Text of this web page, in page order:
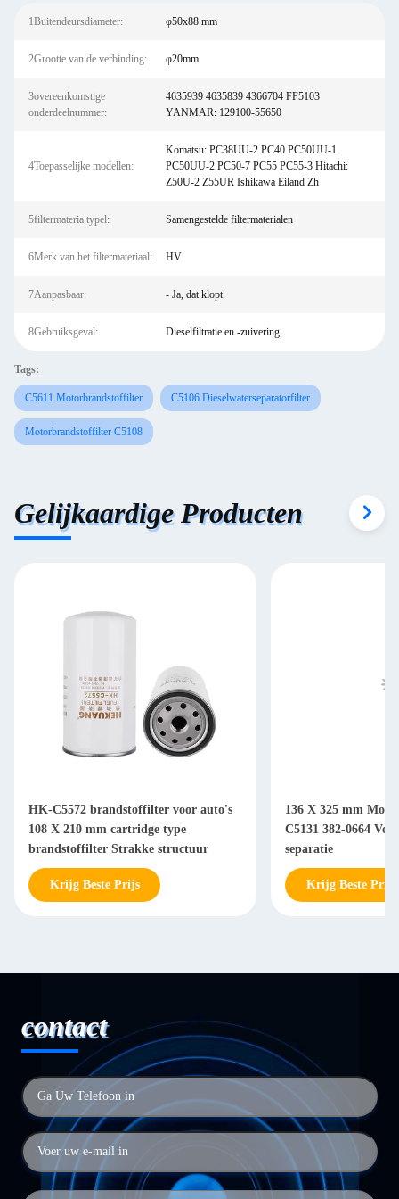
1Buitendeursdiameter: φ50x88 mm
2Grootte van de verbinding: φ20mm
3overeenkomstige
onderdeelnummer:
4635939 4635839 4366704 FF5103
YANMAR: 129100-55650
4Toepasselijke modellen:
Komatsu: PC38UU-2 PC40 PC50UU-1
PC50UU-2 PC50-7 PC55 PC55-3 Hitachi:
Z50U-2 Z55UR Ishikawa Eiland Zh
5filtermateria typel: Samengestelde filtermaterialen
6Merk van het filtermateriaal: HV
7Aanpasbaar: - Ja, dat klopt.
8Gebruiksgeval: Dieselfiltratie en -zuivering
Tags:
C5611 Motorbrandstoffilter C5106 Dieselwaterseparatorfilter
Motorbrandstoffilter C5108
Gelijkaardige Producten
HK-C5572 brandstoffilter voor auto's
108 X 210 mm cartridge type
brandstoffilter Strakke structuur
Krijg Beste Prijs
136 X 325 mm
C5131 382-0664
separatie
Krijg Beste Prijs
contact